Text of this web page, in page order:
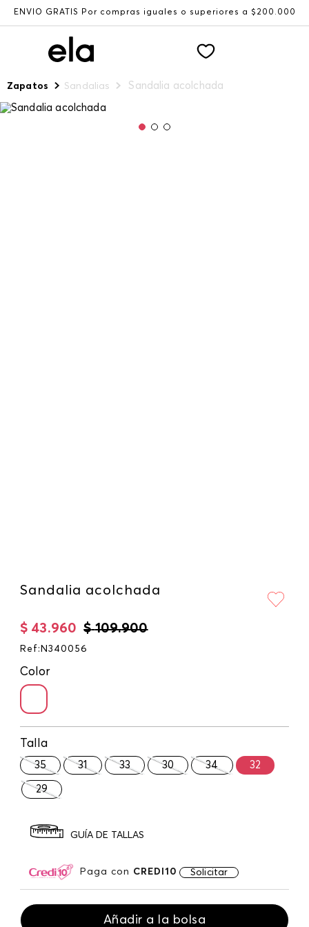
ENVÍO GRATIS Por compras iguales o superiores a $200.000
Zapatos Sandalias Sandalia acolchada
Sandalia acolchada
$ 109.900
$ 43.960
Ref : N340056
Color
Talla
35 31 33 30 34 32
29
GUÍA DE TALLAS
Paga con CREDI10 Solicitar
Añadir a la bolsa